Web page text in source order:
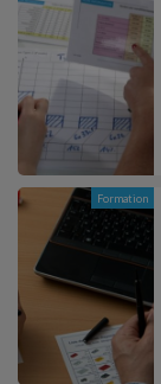
Formation